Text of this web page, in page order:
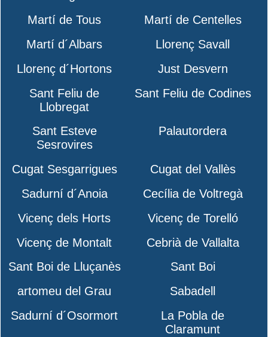
Martí de Tous
Martí de Centelles
Martí d´Albars
Llorenç Savall
Llorenç d´Hortons
Just Desvern
Sant Feliu de
Llobregat
Sant Feliu de Codines
Sant Esteve
Sesrovires
Palautordera
Cugat Sesgarrigues
Cugat del Vallès
Sadurní d´Anoia
Cecília de Voltregà
Vicenç dels Horts
Vicenç de Torelló
Vicenç de Montalt
Cebrià de Vallalta
Sant Boi de Lluçanès
Sant Boi
artomeu del Grau
Sabadell
Sadurní d´Osormort
La Pobla de
Claramunt